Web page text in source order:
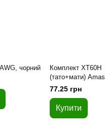
чорний
Комплект XT60H
(тато+мати)
Genuine
77.25 грн
Купити